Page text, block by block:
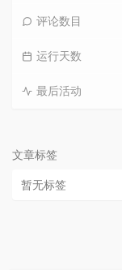
评论数目
运行天数
最后活动
文章标签
暂无标签